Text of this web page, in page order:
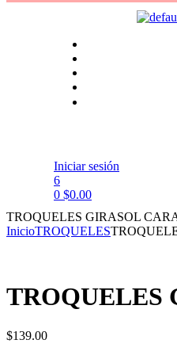
Iniciar sesión
6
0 $0.00
TROQUELES GIRASOL
InicioTROQUELES
TROQUELES
$139.00